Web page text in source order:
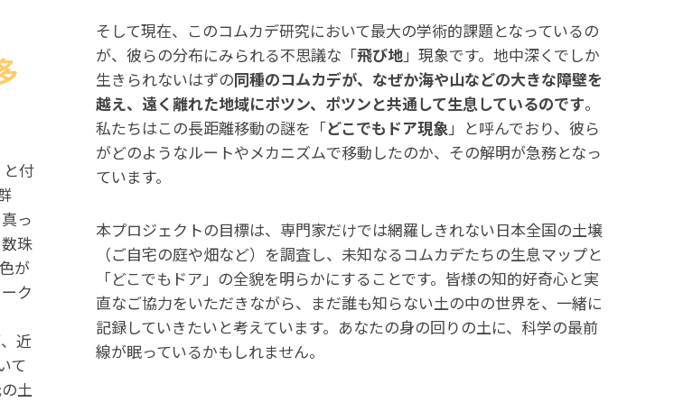
付
っ
珠
が
ク
近
て
土
そして現在、このコムカデ研究において最大の学術的課題となっているの
が、彼らの分布にみられる不思議な「飛び地」現象です。地中深くでしか
生きられないはずの同種のコムカデが、なぜか海や山などの大きな障壁を
越え、遠く離れた地域にポツン、ポツンと共通して生息しているのです。
私たちはこの長距離移動の謎を「どこでもドア現象」と呼んでおり、彼ら
がどのようなルートやメカニズムで移動したのか、その解明が急務となっ
ています。
本プロジェクトの目標は、専門家だけでは網羅しきれない日本全国の土壌
（ご自宅の庭や畑など）を調査し、未知なるコムカデたちの生息マップと
「どこでもドア」の全貌を明らかにすることです。皆様の知的好奇心と実
直なご協力をいただきながら、まだ誰も知らない土の中の世界を、一緒に
記録していきたいと考えています。あなたの身の回りの土に、科学の最前
線が眠っているかもしれません。